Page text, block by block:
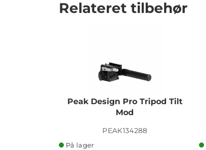
Relateret tilbehør
Peak Design Pro Tripod Tilt
Mod
PEAK134288
På lager